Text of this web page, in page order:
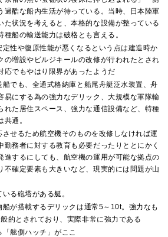
過酷な船内生活が待っている。当時、日本陸軍
た状況を考えると、本格的な設備が整っている
種船の輸送能力は破格とも言える。
定性や復原性能が悪くなるという点は建造時か
の増設やビルジキールの改修が行われたとされ
応でもやはり限界があったようだ
でも、全通式格納庫と船尾舟艇泛水装置、舟
易にする為の強力なデリック、大規模な軍隊輸
れた居住スペース、強力な通信設備など、特種
通。
させるため航空機そのものを改修しなければ運
勤務者に対する教育も必要だったりととにかく
進するにしても、航空機の運用が可能な拠点の
不確定要素も大きいなど、現実的には問題が山
る砲塔がある艇。
が搭載するデリックは通常5～10t。強力なも
的とされており、実際非常に強力である
舷側ハッチ」がここ